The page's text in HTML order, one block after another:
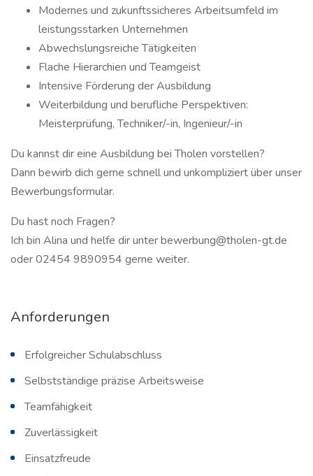
Modernes und zukunftssicheres Arbeitsumfeld im
leistungsstarken Unternehmen
Abwechslungsreiche Tätigkeiten
Flache Hierarchien und Teamgeist
Intensive Förderung der Ausbildung
Weiterbildung und berufliche Perspektiven:
Meisterprüfung, Techniker/-in, Ingenieur/-in
Du kannst dir eine Ausbildung bei Tholen vorstellen?
Dann bewirb dich gerne schnell und unkompliziert über unser
Bewerbungsformular.
Du hast noch Fragen?
Ich bin Alina und helfe dir unter bewerbung@tholen-gt.de
oder 02454 9890954 gerne weiter.
Anforderungen
Erfolgreicher Schulabschluss
Selbstständige präzise Arbeitsweise
Teamfähigkeit
Zuverlässigkeit
Einsatzfreude